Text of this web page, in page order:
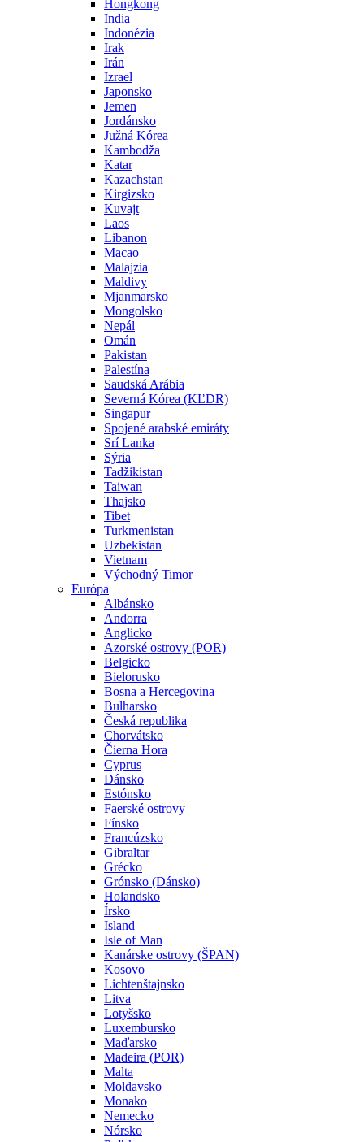
Hongkong
India
Indonézia
Irak
Irán
Izrael
Japonsko
Jemen
Jordánsko
Južná Kórea
Kambodža
Katar
Kazachstan
Kirgizsko
Kuvajt
Laos
Libanon
Macao
Malajzia
Maldivy
Mjanmarsko
Mongolsko
Nepál
Omán
Pakistan
Palestína
Saudská Arábia
Severná Kórea (KĽDR)
Singapur
Spojené arabské emiráty
Srí Lanka
Sýria
Tadžikistan
Taiwan
Thajsko
Tibet
Turkmenistan
Uzbekistan
Vietnam
Východný Timor
Európa
Albánsko
Andorra
Anglicko
Azorské ostrovy (POR)
Belgicko
Bielorusko
Bosna a Hercegovina
Bulharsko
Česká republika
Chorvátsko
Čierna Hora
Cyprus
Dánsko
Estónsko
Faerské ostrovy
Fínsko
Francúzsko
Gibraltar
Grécko
Grónsko (Dánsko)
Holandsko
Írsko
Island
Isle of Man
Kanárske ostrovy (ŠPAN)
Kosovo
Lichtenštajnsko
Litva
Lotyšsko
Luxembursko
Maďarsko
Madeira (POR)
Malta
Moldavsko
Monako
Nemecko
Nórsko